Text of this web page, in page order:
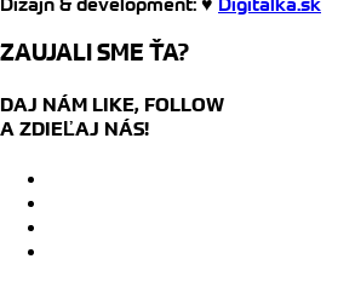
ZAUJALI SME ŤA?
DAJ NÁM LIKE, FOLLOW
A ZDIEĽAJ NÁS!